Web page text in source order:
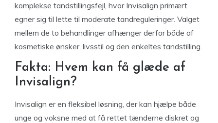
komplekse tandstillingsfejl, hvor Invisalign primært
egner sig til lette til moderate tandreguleringer. Valget
mellem de to behandlinger afhænger derfor både af
kosmetiske ønsker, livsstil og den enkeltes tandstilling.
Fakta: Hvem kan få glæde af
Invisalign?
Invisalign er en fleksibel løsning, der kan hjælpe både
unge og voksne med at få rettet tænderne diskret og